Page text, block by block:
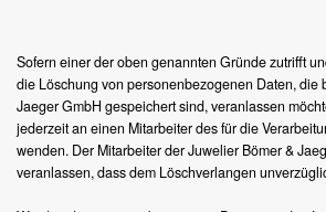
Sofern einer der oben genannten Gründe zutrifft
die Löschung von personenbezogenen Daten, die
Jaeger GmbH gespeichert sind, veranlassen
jederzeit an einen Mitarbeiter des für die
wenden. Der Mitarbeiter der Juwelier Bömer &
veranlassen, dass dem Löschverlangen